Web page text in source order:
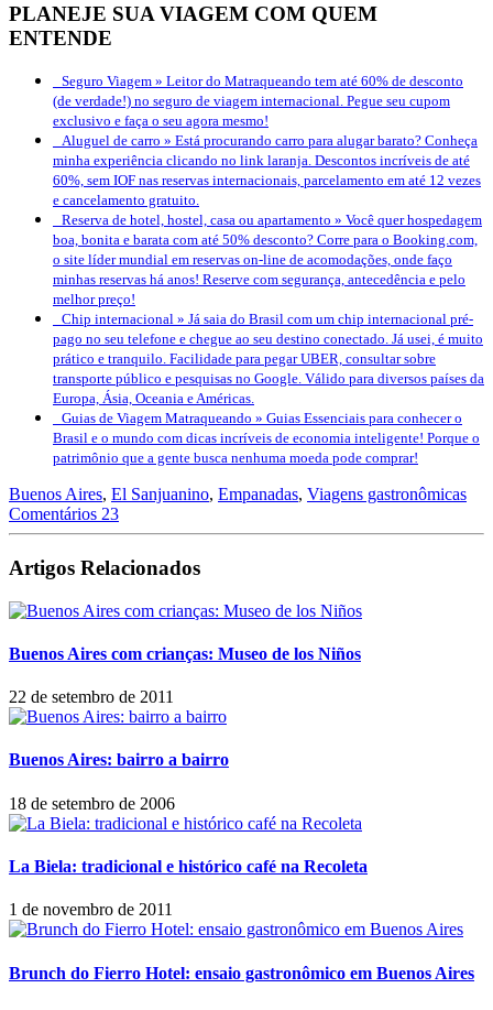
PLANEJE SUA VIAGEM COM QUEM
ENTENDE
Seguro Viagem » Leitor do Matraqueando tem até 60% de desconto
(de verdade!) no seguro de viagem internacional. Pegue seu cupom
exclusivo e faça o seu agora mesmo!
Aluguel de carro » Está procurando carro para alugar barato? Conheça
minha experiência clicando no link laranja. Descontos incríveis de até
60%, sem IOF nas reservas internacionais, parcelamento em até 12 vezes
e cancelamento gratuito.
Reserva de hotel, hostel, casa ou apartamento » Você quer hospedagem
boa, bonita e barata com até 50% desconto? Corre para o Booking.com,
o site líder mundial em reservas on-line de acomodações, onde faço
minhas reservas há anos! Reserve com segurança, antecedência e pelo
melhor preço!
Chip internacional » Já saia do Brasil com um chip internacional pré-
pago no seu telefone e chegue ao seu destino conectado. Já usei, é muito
prático e tranquilo. Facilidade para pegar UBER, consultar sobre
transporte público e pesquisas no Google. Válido para diversos países da
Europa, Ásia, Oceania e Américas.
Guias de Viagem Matraqueando » Guias Essenciais para conhecer o
Brasil e o mundo com dicas incríveis de economia inteligente! Porque o
patrimônio que a gente busca nenhuma moeda pode comprar!
Buenos Aires, El Sanjuanino, Empanadas, Viagens gastronômicas
Comentários 23
Artigos Relacionados
Buenos Aires com crianças: Museo de los Niños
22 de setembro de 2011
Buenos Aires: bairro a bairro
18 de setembro de 2006
La Biela: tradicional e histórico café na Recoleta
1 de novembro de 2011
Brunch do Fierro Hotel: ensaio gastronômico em Buenos Aires